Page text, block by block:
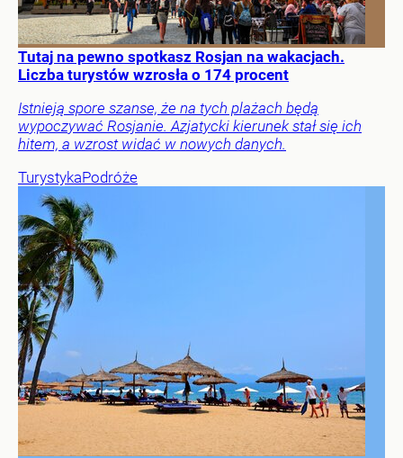
Tutaj na pewno spotkasz Rosjan na wakacjach.
Liczba turystów wzrosła o 174 procent
Istnieją spore szanse, że na tych plażach będą
wypoczywać Rosjanie. Azjatycki kierunek stał się ich
hitem, a wzrost widać w nowych danych.
TurystykaPodróże